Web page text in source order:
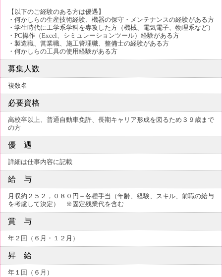
【以下のご経験のある方は優遇】
・何かしらの生産技術経験、機器の保守・メンテナンスの経験がある方
・学生時代に工学系学科を専攻した方（機械、電気電子、物理系など）
・PC操作（Excel、シミュレーションツール）経験がある方
・製造職、営業職、施工管理職、整備士の経験がある方
・何かしらの工具の使用経験がある方
募集人数
複数名
必要資格
高校卒以上、普通自動車免許、長期キャリア形成を図るため３９歳まで
の方
優 遇
詳細は仕事内容に記載
給 与
月収約２５２，０８０円＋各種手当（年齢、経験、スキル、前職の給与
を考慮して決定） ※固定残業代を含む
賞 与
年２回（６月・１２月）
昇 給
年１回（６月）